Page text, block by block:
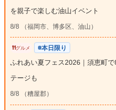
を親子で楽しむ油山イベント
8/8 （福岡市、博多区、油山）
グルメ 本日限り
ふれあい夏フェス2026｜須恵町
テージも
8/8 （糟屋郡）